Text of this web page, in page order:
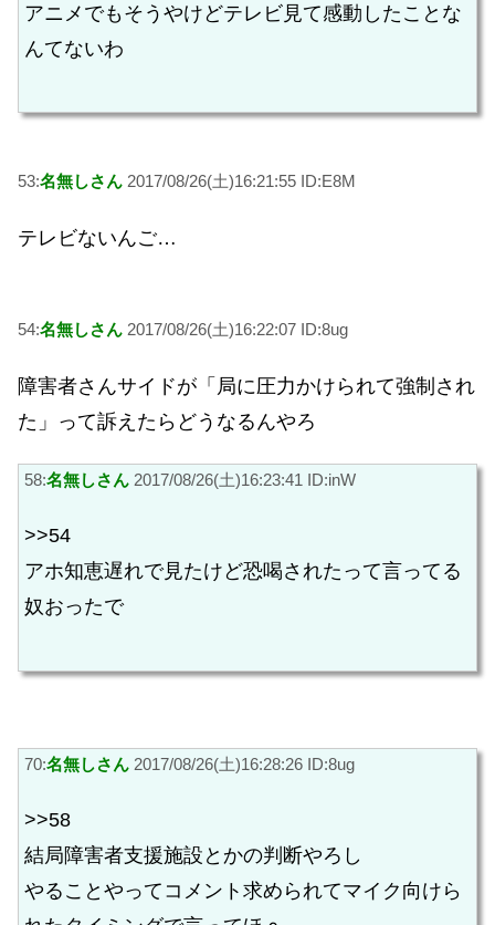
アニメでもそうやけどテレビ見て感動したことな
んてないわ
53:名無しさん 2017/08/26(土)16:21:55 ID:E8M
テレビないんご…
54:名無しさん 2017/08/26(土)16:22:07 ID:8ug
障害者さんサイドが「局に圧力かけられて強制され
た」って訴えたらどうなるんやろ
58:名無しさん 2017/08/26(土)16:23:41 ID:inW
>>54
アホ知恵遅れで見たけど恐喝されたって言ってる
奴おったで
70:名無しさん 2017/08/26(土)16:28:26 ID:8ug
>>58
結局障害者支援施設とかの判断やろし
やることやってコメント求められてマイク向けら